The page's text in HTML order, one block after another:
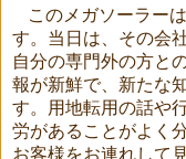
このメガソーラー
す。当日は、その会
自分の専門外の方と
報が新鮮で、新たな
す。用地転用の話や
労があることがよく
お客様をお連れして